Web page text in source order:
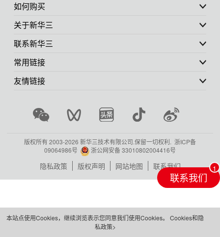
如何购买
关于新华三
联系新华三
常用链接
友情链接
版权所有 2003-2026 新华三技术有限公司.保留一切权利. 浙ICP备
09064986号
浙公网安备 33010802004416号
隐私政策 版权声明 网站地图 联系我们
联系我们
本站点使用Cookies，继续浏览表示您同意我们使用Cookies。 Cookies和隐
私政策>